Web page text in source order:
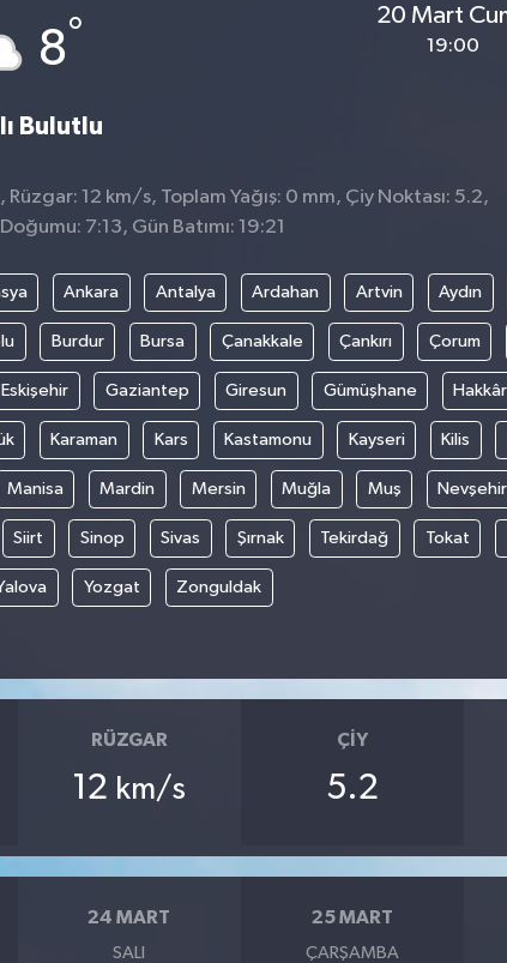
8°
Bulutlu
20 Mart
19:00
Rüzgar: 12 km/s, Toplam Yağış: 0 mm, Çiy Noktası: 5.2,
7:13, Gün Batımı: 19:21
Ankara Antalya Ardahan Artvin Aydın
Burdur Bursa Çanakkale Çankırı Çorum
Eskişehir Gaziantep Giresun Gümüşhane
Karaman Kars Kastamonu Kayseri Kilis
Manisa Mardin Mersin Muğla Muş Nevşehir
Siirt Sinop Sivas Şırnak Tekirdağ Tokat
Yozgat Zonguldak
RÜZGAR
12 km/s
ÇIY
5.2
24 MART
SALI
25 MART
ÇARŞAMBA